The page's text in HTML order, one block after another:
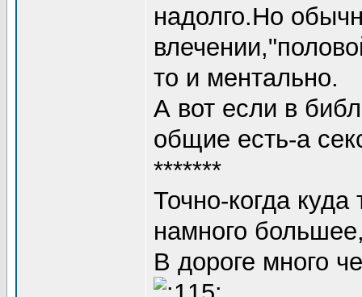
надолго.Но
то и ментально.
А вот если в
общие есть-а
*******
Точно-когда
намного
В дороге много